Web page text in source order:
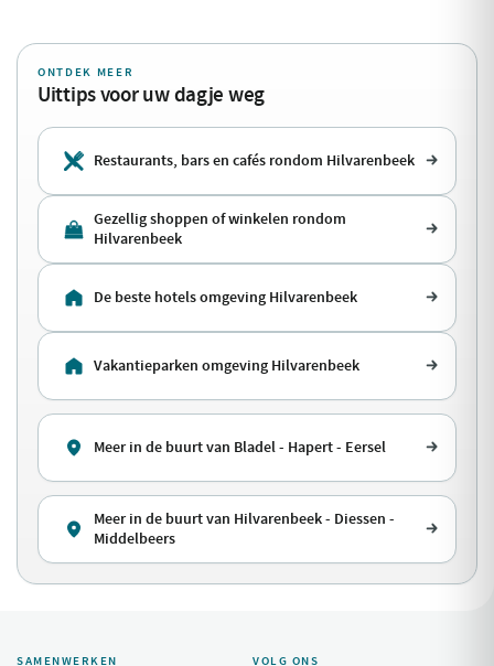
ONTDEK MEER
Uittips voor uw dagje weg
Restaurants, bars en cafés rondom Hilvarenbeek
Gezellig shoppen of winkelen rondom
Hilvarenbeek
De beste hotels omgeving Hilvarenbeek
Vakantieparken omgeving Hilvarenbeek
Meer in de buurt van Bladel - Hapert - Eersel
Meer in de buurt van Hilvarenbeek - Diessen -
Middelbeers
SAMENWERKEN VOLG ONS